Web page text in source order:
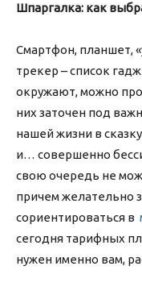
Шпаргалка: как
Смартфон, планшет,
трекер – список
окружают, можно
них заточен под
нашей жизни в
и… совершенно
свою очередь не
причем желательно
сориентироваться в
сегодня тарифных
нужен именно вам,